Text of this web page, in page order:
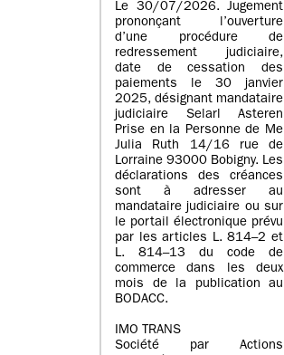
Le 30/07/2026. Jugement
prononçant l’ouverture
d’une procédure de
redressement judiciaire,
date de cessation des
paiements le 30 janvier
2025, désignant mandataire
judiciaire Selarl Asteren
Prise en la Personne de Me
Julia Ruth 14/16 rue de
Lorraine 93000 Bobigny. Les
déclarations des créances
sont à adresser au
mandataire judiciaire ou sur
le portail électronique prévu
par les articles L. 814–2 et
L. 814–13 du code de
commerce dans les deux
mois de la publication au
BODACC.
IMO TRANS
Société par Actions